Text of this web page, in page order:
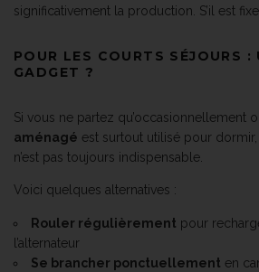
significativement la production. S’il est
POUR LES COURTS SÉJOURS :
GADGET ?
Si vous ne partez qu’occasionnellement
aménagé est surtout utilisé pour dormir,
n’est pas toujours indispensable.
Voici quelques alternatives :
Rouler régulièrement pour
l’alternateur
Se brancher ponctuellement en